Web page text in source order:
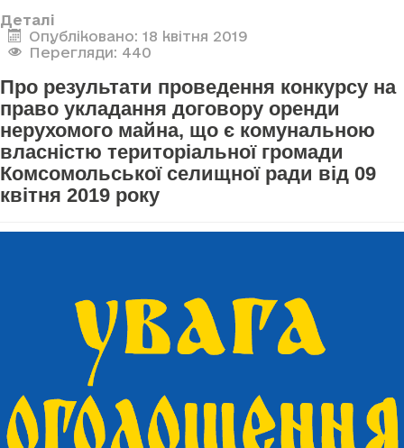
Деталі
Опубліковано: 18 квітня 2019
Перегляди: 440
Про результати проведення конкурсу на
право укладання договору оренди
нерухомого майна, що є комунальною
власністю територіальної громади
Комсомольської селищної ради від 09
квітня 2019 року